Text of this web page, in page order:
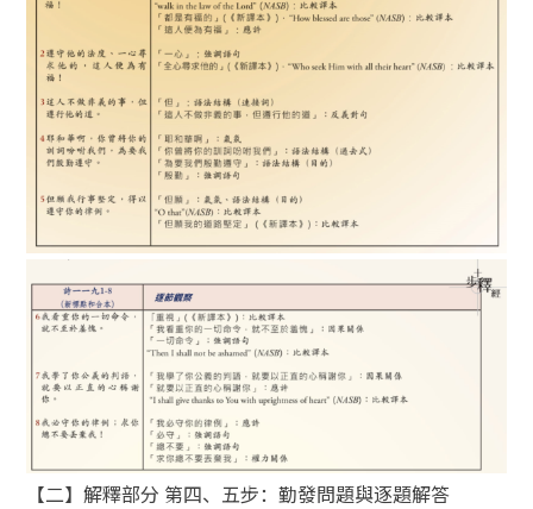
【二】解釋部分 第四、五步：勤發問題與逐題解答